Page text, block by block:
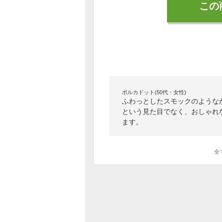
こ
ポルカドット(50代・女性)
ふわっとしたスモックのよう
という見た目でなく、おしゃ
ます。
全